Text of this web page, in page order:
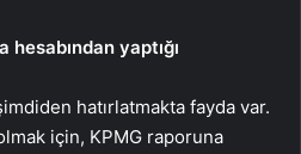
yaptığı
hatırlatmakta fayda var.
için, KPMG raporuna